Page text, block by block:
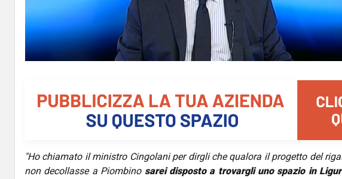
"Ho chiamato il ministro Cingolani per dirgli che qualora il progetto del
non decollasse a Piombino sarei disposto a trovargli uno spazio in